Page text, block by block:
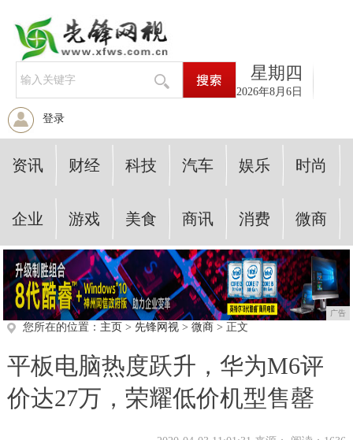
星期四
2026年8月6日
登录
资讯 财经 科技 汽车 娱乐 时尚
企业 游戏 美食 商讯 消费 微商
广告
您所在的位置： 主页 > 先锋网视> 微商> 正文
平板电脑热度跃升，华为M6评
价达27万，荣耀低价机型售罄